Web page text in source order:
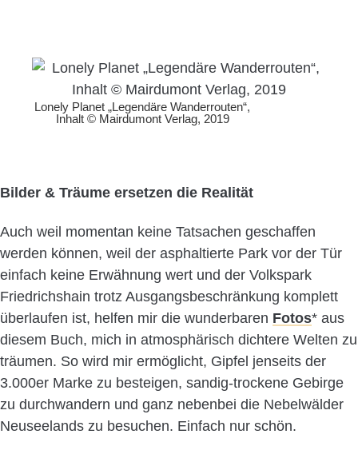
Lonely Planet „Legendäre Wanderrouten“,
Inhalt © Mairdumont Verlag, 2019
Bilder & Träume ersetzen die Realität
Auch weil momentan keine Tatsachen geschaffen
werden können, weil der asphaltierte Park vor der Tür
einfach keine Erwähnung wert und der Volkspark
Friedrichshain trotz Ausgangsbeschränkung komplett
überlaufen ist, helfen mir die wunderbaren Fotos* aus
diesem Buch, mich in atmosphärisch dichtere Welten zu
träumen. So wird mir ermöglicht, Gipfel jenseits der
3.000er Marke zu besteigen, sandig-trockene Gebirge
zu durchwandern und ganz nebenbei die Nebelwälder
Neuseelands zu besuchen. Einfach nur schön.